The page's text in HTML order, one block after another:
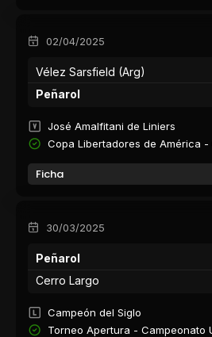
02/04/2025
Vélez Sarsfield (Arg)
Peñarol
José Amalfitani de Liniers
Copa Libertadores de América -
Ficha
30/03/2025
Peñarol
Cerro Largo
Campeón del Siglo
Torneo Apertura - Campeonato